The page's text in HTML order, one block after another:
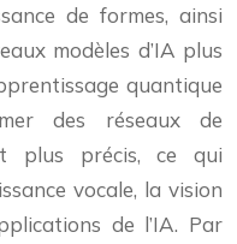
de formes, ainsi
modèles d’IA plus
quantique
des réseaux de
plus précis, ce qui
vocale, la vision
de l’IA. Par